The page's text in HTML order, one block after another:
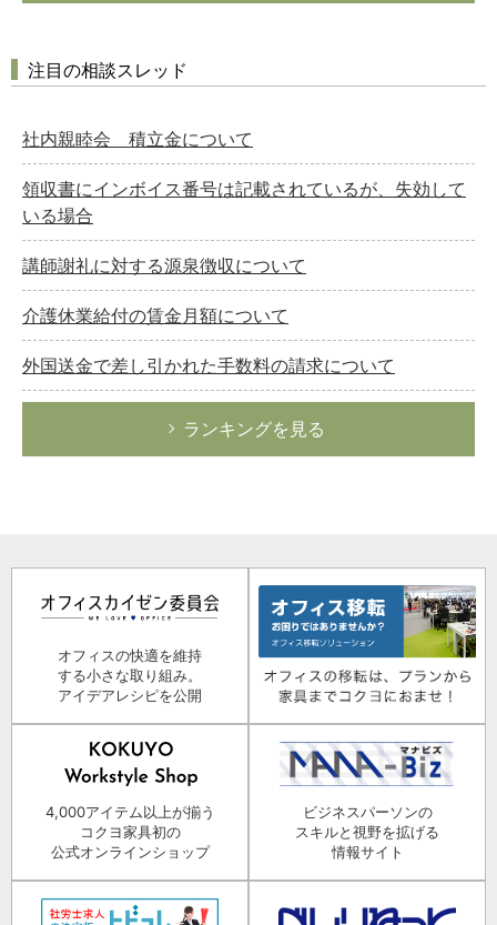
注目の相談スレッド
社内親睦会 積立金について
領収書にインボイス番号は記載されているが、失効して
いる場合
講師謝礼に対する源泉徴収について
介護休業給付の賃金月額について
外国送金で差し引かれた手数料の請求について
ランキングを見る
オフィスの快適を維持
する小さな取り組み。
アイデアレシピを公開
4,000アイテム以上が揃う
コクヨ家具初の
公式オンラインショップ
ビジネスパーソンの
スキルと視野を拡げる
情報サイト